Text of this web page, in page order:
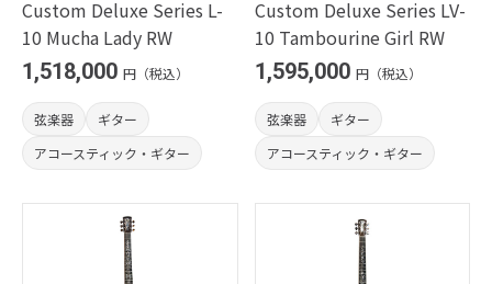
Custom Deluxe Series L-
10 Mucha Lady RW
1,518,000 円（税込）
弦楽器
ギター
アコースティック・ギター
Custom Deluxe Series LV-
10 Tambourine Girl RW
1,595,000 円（税込）
弦楽器
ギター
アコースティック・ギター